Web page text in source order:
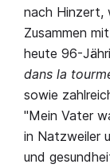
nach Hinzert,
Zusammen
heute 96-
dans la
sowie
"Mein Vater
in Natzweiler
und